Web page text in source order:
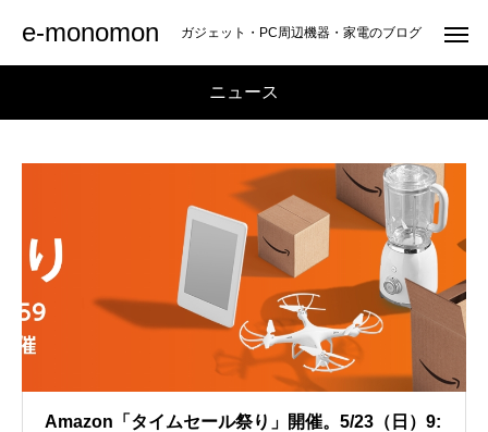
e-monomon ガジェット・PC周辺機器・家電のブログ
ニュース
Amazon「タイムセール祭り」開催。5/23（日）9: